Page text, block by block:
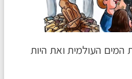
העולמית ואת היות